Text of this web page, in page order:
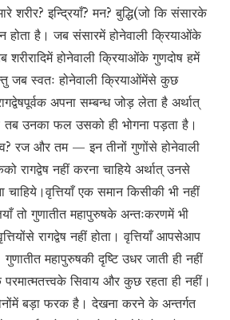
शरीर? इन्द्रियाँ? मन? बुद्धि(जो कि संसारके
होता है। जब संसारमें होनेवाली क्रियाओंके
शरीरादिमें होनेवाली क्रियाओंके गुणदोष हमें
जब स्वतः होनेवाली क्रियाओंमेंसे कुछ
अपना सम्बन्ध जोड़ लेता है अर्थात्
तब उनका फल उसको ही भोगना पड़ता है।
रज और तम — इन तीनों गुणोंसे होनेवाली
रागद्वेष नहीं करना चाहिये अर्थात् उनसे
चाहिये।वृत्तियाँ एक समान किसीकी भी नहीं
तो गुणातीत महापुरुषके अन्तःकरणमें भी
रागद्वेष नहीं होता। वृत्तियाँ आपसेआप
महापुरुषकी दृष्टि उधर जाती ही नहीं
सिवाय और कुछ रहता ही नहीं।
बड़ा फरक है। देखना करने के अन्तर्गत